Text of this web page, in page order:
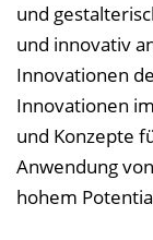
und
und innovativ
Innovationen
Innovationen
und Konzepte
Anwendung
hohem